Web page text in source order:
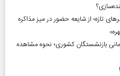
تازه؛ از شایعه حضور در میز مذاکره
۷۵ میلیون تومانی بازنشستگان کشوری؛ نحوه مشاهده